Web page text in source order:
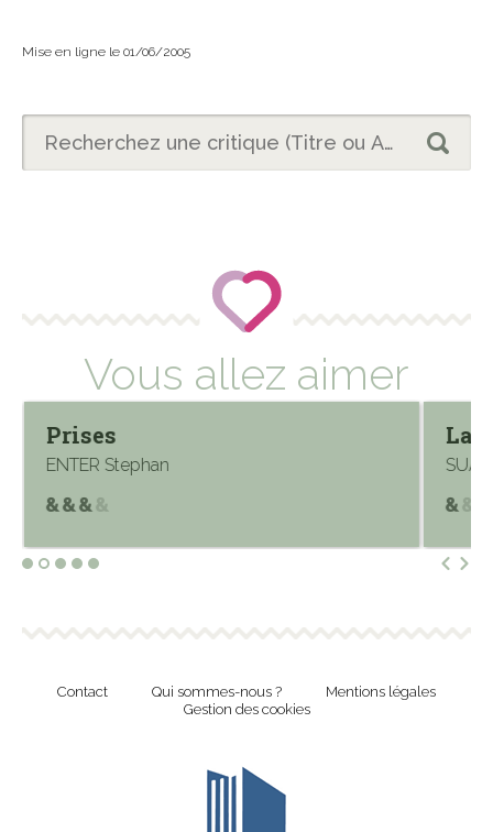
Mise en ligne le 01/06/2005
Vous allez aimer
Prises
ENTER Stephan
La
Contact Qui sommes-nous ?
Mentions légales
Gestion des cookies